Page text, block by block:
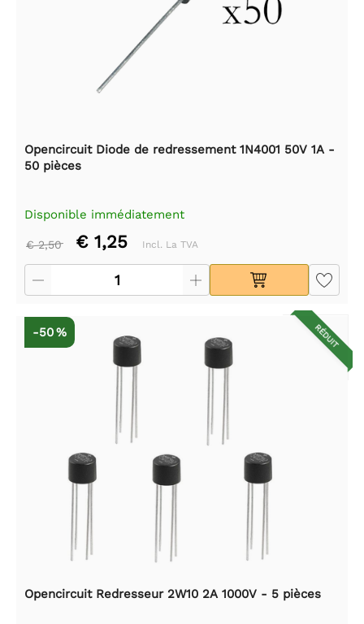
Opencircuit Diode de redressement 1N4001 50V 1A -
50 pièces
Disponible immédiatement
€ 2,50 € 1,25 Incl. La TVA
RÉDUIT
-50 %
Opencircuit Redresseur 2W10 2A 1000V - 5 pièces